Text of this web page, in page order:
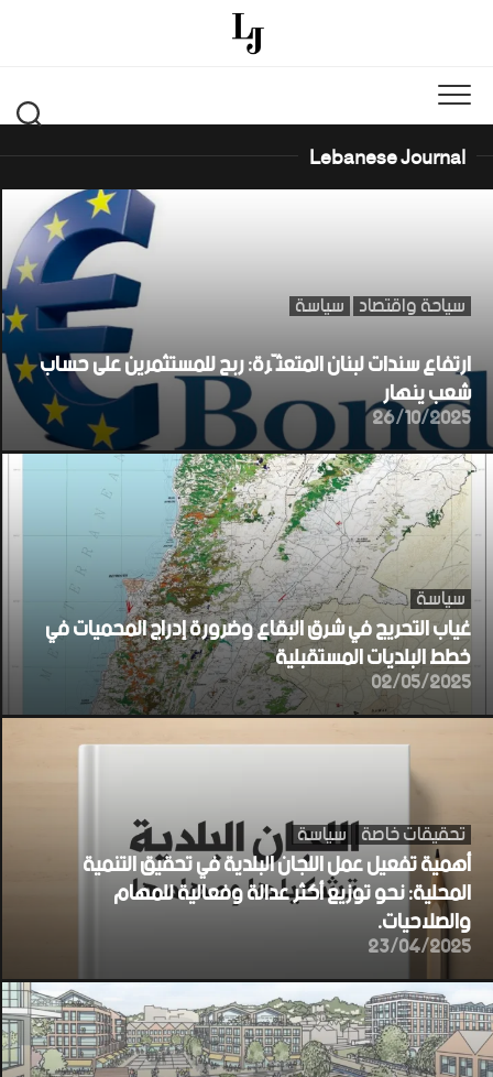
Lebanese Journal
سياحة واقتصاد سياسة
ارتفاع سندات لبنان المتعثّرة: ربح للمستثمرين على حساب
شعب ينهار
26/10/2025
سياسة
غياب التحريج في شرق البقاع وضرورة إدراج المحميات في
خطط البلديات المستقبلية
02/05/2025
تحقيقات خاصة سياسة
أهمية تفعيل عمل اللجان البلدية في تحقيق التنمية
المحلية: نحو توزيع أكثر عدالة وفعالية للمهام
والصلاحيات.
23/04/2025